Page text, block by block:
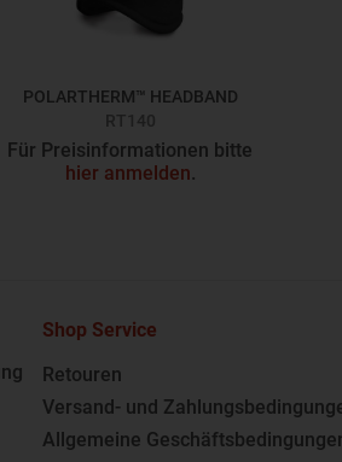
POLARTHERM™ HEADBAND
RT140
Für Preisinformationen bitte
hier anmelden.
Shop Service
Retouren
Versand- und
Allgemeine